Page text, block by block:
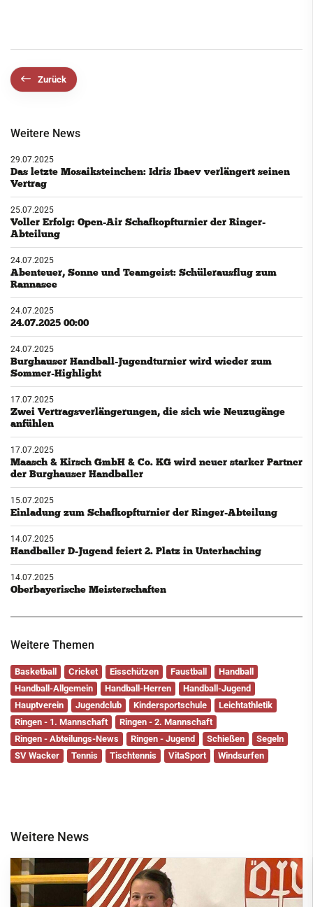
Zurück
Weitere News
29.07.2025
Das letzte Mosaiksteinchen: Idris Ibaev verlängert seinen
Vertrag
25.07.2025
Voller Erfolg: Open-Air Schafkopfturnier der Ringer-
Abteilung
24.07.2025
Abenteuer, Sonne und Teamgeist: Schülerausflug zum
Rannasee
24.07.2025
24.07.2025 00:00
24.07.2025
Burghauser Handball-Jugendturnier wird wieder zum
Sommer-Highlight
17.07.2025
Zwei Vertragsverlängerungen, die sich wie Neuzugänge
anfühlen
17.07.2025
Maasch & Kirsch GmbH & Co. KG wird neuer starker Partner
der Burghauser Handballer
15.07.2025
Einladung zum Schafkopfturnier der Ringer-Abteilung
14.07.2025
Handballer D-Jugend feiert 2. Platz in Unterhaching
14.07.2025
Oberbayerische Meisterschaften
Weitere Themen
Basketball Cricket Eisschützen Faustball
Handball
Handball-Allgemein
Handball-Herren
Handball-Jugend
Hauptverein
Jugendclub Kindersportschule
Leichtathletik
Ringen - 1. Mannschaft
Ringen - 2. Mannschaft
Ringen - Abteilungs-News
Ringen - Jugend Schießen
Segeln
SV Wacker
Tennis Tischtennis VitaSport Windsurfen
Weitere News